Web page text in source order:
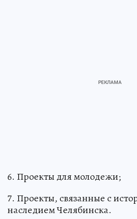
6. Проекты для молодежи;
7. Проекты, связанные с
наследием Челябинска.